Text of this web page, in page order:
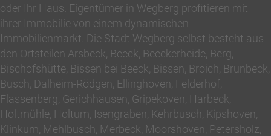
oder Ihr Haus. Eigentümer in Wegberg profitieren mit
ihrer Immobilie von einem dynamischen
Immobilienmarkt. Die Stadt Wegberg selbst besteht aus
den Ortsteilen Arsbeck, Beeck, Beeckerheide, Berg,
Bischofshütte, Bissen bei Beeck, Bissen, Broich, Brunbeck,
Busch, Dalheim-Rödgen, Ellinghoven, Felderhof,
Flassenberg, Gerichhausen, Gripekoven, Harbeck,
Holtmühle, Holtum, Isengraben, Kehrbusch, Kipshoven,
Klinkum, Mehlbusch, Merbeck, Moorshoven, Petersholz,